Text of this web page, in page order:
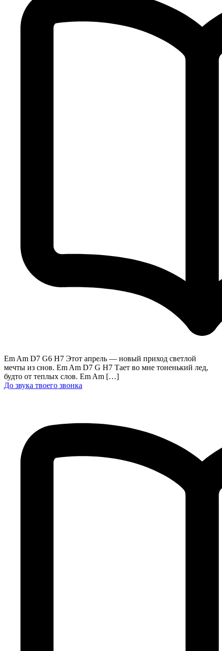
Em Am D7 G6 H7 Этот апрель — новый приход светлой
мечты из снов. Em Am D7 G H7 Тает во мне тоненький лед,
будто от теплых слов. Em Am […]
До звука твоего звонка